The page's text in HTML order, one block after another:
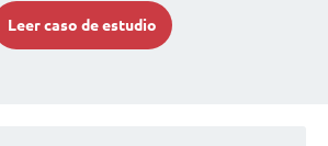
Leer caso de estudio